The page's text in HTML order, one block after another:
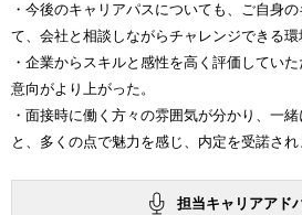
・今後のキャリアパスについても、ご自身
て、会社と相談しながらチャレンジできる環
・企業からスキルと感性を高く評価していた
意向がより上がった。
・面接時に働く方々の雰囲気が分かり、一緒
と、多くの点で魅力を感じ、内定を受諾され
担当キャリアアド